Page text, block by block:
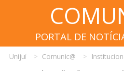
PORTAL DE
Unijuí Comunic@